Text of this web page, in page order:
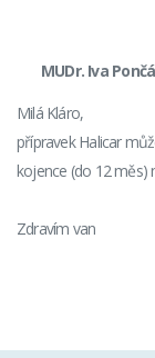
MUDr. Iva
Milá Kláro,
přípravek Halicar
kojence (do 12 měs)
Zdravím van